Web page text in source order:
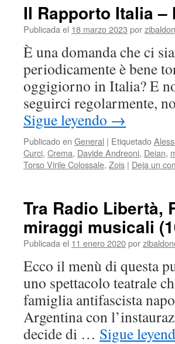
Il Rapporto Italia –
Publicada el 18 marzo 2023 por
È una domanda che ci
periodicamente è bene
oggigiorno in Italia? E
seguirci regolarmente,
Sigue leyendo →
Publicado en General | Etiquetado
Curci, Crema, Davide Andreoni, Deian,
Torso Virile Colossale, Zois | Deja un
Tra Radio Libertà,
miraggi musicali
Publicada el 11 enero 2020por
Ecco il menù di questa
uno spettacolo teatrale
famiglia antifascista
Argentina con
decide di … Sigue